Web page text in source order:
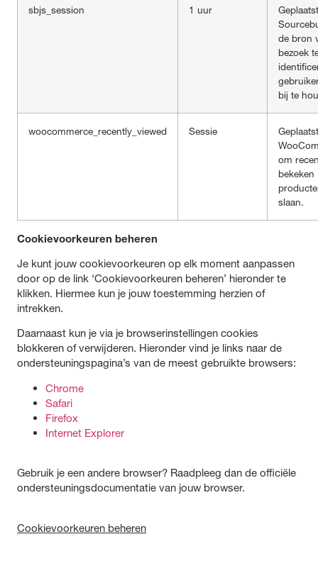
sbjs_session 1 uur
de bron
bezoek
bij te
woocommerce_recently_viewed Sessie
om
bekeken
slaan.
Cookievoorkeuren beheren
Je kunt jouw cookievoorkeuren op elk moment aanpassen
door op de link ‘Cookievoorkeuren beheren’ hieronder te
klikken. Hiermee kun je jouw toestemming herzien of
intrekken.
Daarnaast kun je via je browserinstellingen cookies
blokkeren of verwijderen. Hieronder vind je links naar de
ondersteuningspagina’s van de meest gebruikte browsers:
Chrome
Safari
Firefox
Internet Explorer
Gebruik je een andere browser? Raadpleeg dan de officiële
ondersteuningsdocumentatie van jouw browser.
Cookievoorkeuren beheren